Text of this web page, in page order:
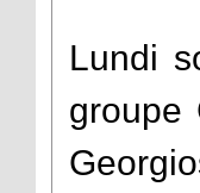
Lundi
groupe